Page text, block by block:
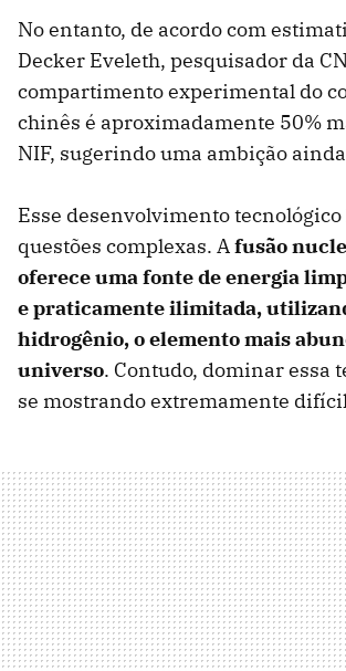
No entanto, de acordo com
Decker Eveleth, pesquisador da
compartimento experimental do
chinês é aproximadamente 50%
NIF, sugerindo uma ambição
Esse desenvolvimento
questões complexas. Afusão
oferece uma fonte de energia
e praticamente ilimitada,
hidrogênio, o elemento mais
universo. Contudo, dominar essa
se mostrando extremamente